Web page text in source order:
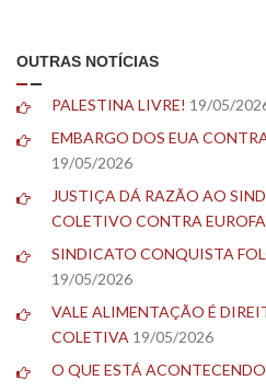
OUTRAS NOTÍCIAS
PALESTINA LIVRE! 19/05/
EMBARGO DOS EUA
19/05/2026
JUSTIÇA DÁ RAZÃO AO
COLETIVO CONTRA
SINDICATO CONQUISTA
19/05/2026
VALE ALIMENTAÇÃO É
COLETIVA 19/05/2026
O QUE ESTÁ